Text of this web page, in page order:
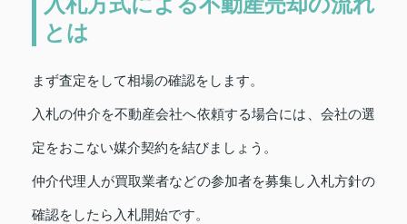
とは
まず査定をして相場の確認をします。
入札の仲介を不動産会社へ依頼する場合には、会社の選
定をおこない媒介契約を結びましょう。
仲介代理人が買取業者などの参加者を募集し入札方針の
確認をしたら入札開始です。